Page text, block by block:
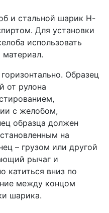
и стальной шарик Н-
Для установки
использовать
материал.
Образец
от рулона
с желобом,
образца должен
на
– грузом или другой
рычаг и
катиться вниз по
между концом
шарика.